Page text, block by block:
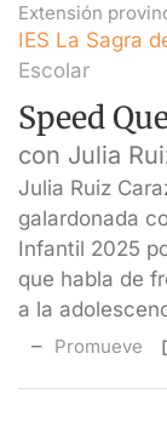
Extensión
IES La Sagra
Escolar
Speed
con Julia
Julia Ruiz
galardonada
Infantil 2025
que habla de
a la
Promueve